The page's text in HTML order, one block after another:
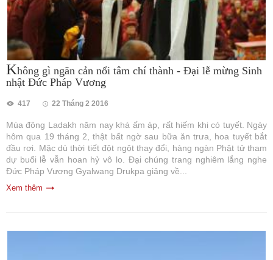
Không gì ngăn cản nổi tâm chí thành - Đại lễ mừng Sinh
nhật Đức Pháp Vương
417 22 Tháng 2 2016
Mùa đông Ladakh năm nay khá ấm áp, rất hiếm khi có tuyết. Ngày
hôm qua 19 tháng 2, thật bất ngờ sau bữa ăn trưa, hoa tuyết bắt
đầu rơi. Mặc dù thời tiết đột ngột thay đổi, hàng ngàn Phật tử tham
dự buổi lễ vẫn hoan hỷ vô lo. Đại chúng trang nghiêm lắng nghe
Đức Pháp Vương Gyalwang Drukpa giảng về...
Xem thêm